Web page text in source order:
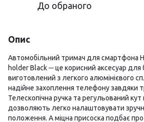
До обраного
Опис
Автомобільний тримач для смартфона
holder Black ─ це корисний аксесуар для
виготовлений з легкого алюмінієвого
надійне захоплення телефону завдяки
Телескопічна ручка та регульований
дозволяють легко налаштовувати
положення. А міцна присоска подбає